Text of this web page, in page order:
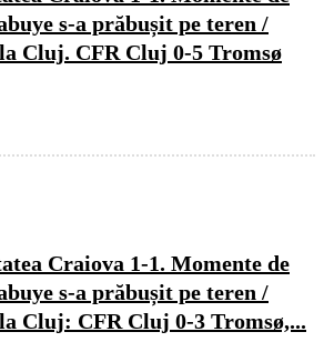
s-a prăbușit pe teren /
Cluj. CFR Cluj 0-5 Tromsø
Craiova 1-1. Momente de
s-a prăbușit pe teren /
Cluj: CFR Cluj 0-3 Tromsø,...